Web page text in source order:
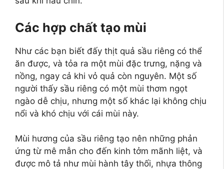
Các hợp chất tạo mùi
Như các bạn biết đấy thịt quả sầu riêng có thể
ăn được, và tỏa ra một mùi đặc trưng, nặng và
nồng, ngay cả khi vỏ quả còn nguyên. Một số
người thấy sầu riêng có một mùi thơm ngọt
ngào dễ chịu, nhưng một số khác lại không chịu
nổi và khó chịu với cái mùi này.
Mùi hương của sầu riêng tạo nên những phản
ứng từ mê mẫn cho đến kinh tởm mãnh liệt, và
được mô tả như mùi hành tây thối, nhựa thông